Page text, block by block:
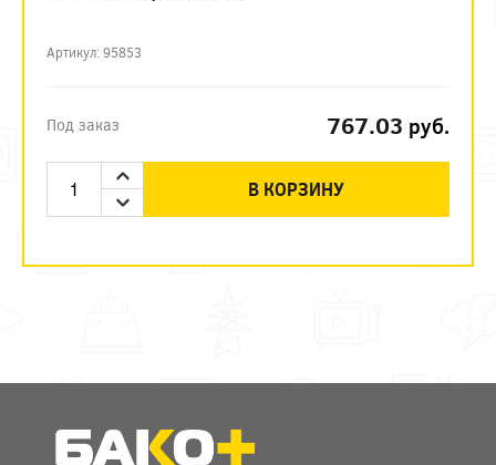
Артикул: 95853
Под заказ 767.03 руб.
В КОРЗИНУ